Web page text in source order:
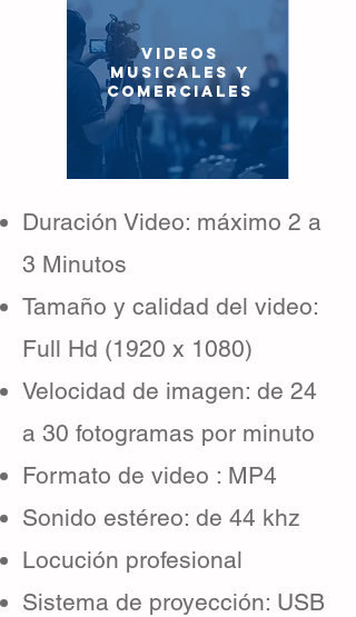
VIDEOS
MUSICALES Y
COMERCIALES
Duración Video: máximo 2 a
3 Minutos
Tamaño y calidad del video:
Full Hd (1920 x 1080)
Velocidad de imagen: de 24
a 30 fotogramas por minuto
Formato de video : MP4
Sonido estéreo: de 44 khz
Locución profesional
Sistema de proyección: USB